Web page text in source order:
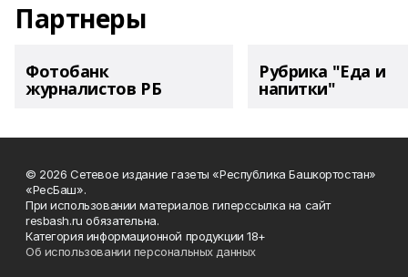
Партнеры
Фотобанк
журналистов РБ
Рубрика "Еда и
напитки"
© 2026 Сетевое издание газеты «Республика Башкортостан»
«РесБаш».
При использовании материалов гиперссылка на сайт
resbash.ru обязательна.
Категория информационной продукции 18+
Об использовании персональных данных